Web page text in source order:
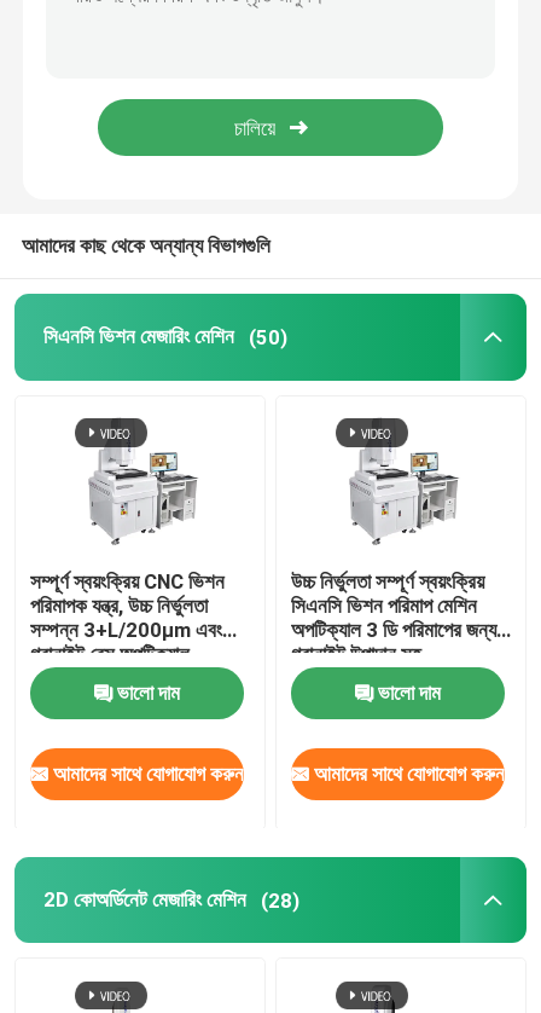
অপটিক্যাল কোঅর্ডিনেট মেজারিং মেশিন
ভিডিও পরিমাপ মেশিন
ওএমএম অপটিক্যাল মেজারমেন্ট মেশিন
সিএমএম মেজারিং মেশিন
চিত্র মাত্রা পরিমাপ সিস্টেম
অপটিক্যাল প্রোফাইল প্রজেক্টর
ইন্ডাস্ট্রিয়াল মেজারিং মাইক্রোস্কোপ
ফ্ল্যাটনেস মেজারিং মেশিন
AOI টেস্টিং মেশিন
আমাদের কাছ থেকে অন্যান্য বিভাগগুলি
সিএনসি ভিশন মেজারিং মেশিন (50)
সম্পূর্ণ স্বয়ংক্রিয় CNC ভিশন
পরিমাপক যন্ত্র, উচ্চ নির্ভুলতা
সম্পন্ন 3+L/200µm এবং
গ্রানাইট বেস অপটিক্যাল
পরিমাপক যন্ত্র
ভালো দাম
আমাদের সাথে যোগাযোগ করুন
উচ্চ নির্ভুলতা সম্পূর্ণ স্বয়ংক্রিয়
সিএনসি ভিশন পরিমাপ মেশিন
অপটিক্যাল 3 ডি পরিমাপের জন্য
গ্রানাইট উপাদান সহ
ভালো দাম
আমাদের সাথে যোগাযোগ করুন
2D কোঅর্ডিনেট মেজারিং মেশিন (28)